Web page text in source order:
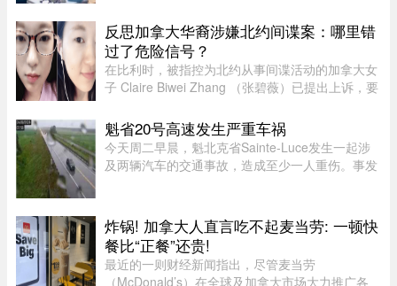
Global News报道，道明保险（TD Insurance）的
数据指出，33%的加拿大民众为了节 ...
反思加拿大华裔涉嫌北约间谍案：哪里错
过了危险信号？
在比利时，被指控为北约从事间谍活动的加拿大女
子 Claire Biwei Zhang （张碧薇）已提出上诉，要
急调查其安全审查程序，以查明外国势力可能是如
何渗透进入政府体系的。 ...
魁省20号高速发生严重车祸
今天周二早晨，魁北克省Sainte-Luce发生一起涉
及两辆汽车的交通事故，造成至少一人重伤。事发
处。目前事故具体原因尚未公布 ...
炸锅! 加拿大人直言吃不起麦当劳: 一顿快
餐比“正餐”还贵!
最近的一则财经新闻指出，尽管麦当劳
（McDonald’s）在全球及加拿大市场大力推广各